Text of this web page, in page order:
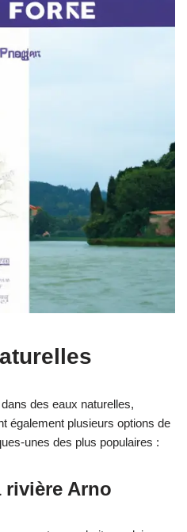
des eaux naturelles,
également plusieurs options de
unes des plus populaires :
rivière Arno